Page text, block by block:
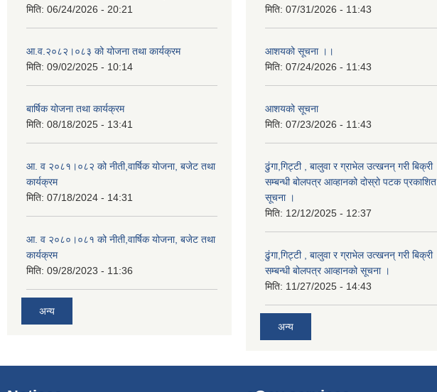
मिति: 06/24/2026 - 20:21
आ.व.२०८२।०८३ को योजना तथा कार्यक्रम
मिति: 09/02/2025 - 10:14
बार्षिक योजना तथा कार्यक्रम
मिति: 08/18/2025 - 13:41
आ. व २०८१।०८२ को नीती,वार्षिक योजना, बजेट तथा
कार्यक्रम
मिति: 07/18/2024 - 14:31
आ. व २०८०।०८१ को नीती,वार्षिक योजना, बजेट तथा
कार्यक्रम
मिति: 09/28/2023 - 11:36
अन्य
मिति: 07/31/2026 - 11:43
आशयको सूचना ।।
मिति: 07/24/2026 - 11:43
आशयको सूचना
मिति: 07/23/2026 - 11:43
ढुंगा,गिट्टी , बालुवा र ग्राभेल उत्खनन् गरी बिक्री
सम्बन्धी बोलपत्र आव्हानको दोस्रो पटक प्रकाशित
सूचना ।
मिति: 12/12/2025 - 12:37
ढुंगा,गिट्टी , बालुवा र ग्राभेल उत्खनन् गरी बिक्री
सम्बन्धी बोलपत्र आव्हानको सूचना ।
मिति: 11/27/2025 - 14:43
अन्य